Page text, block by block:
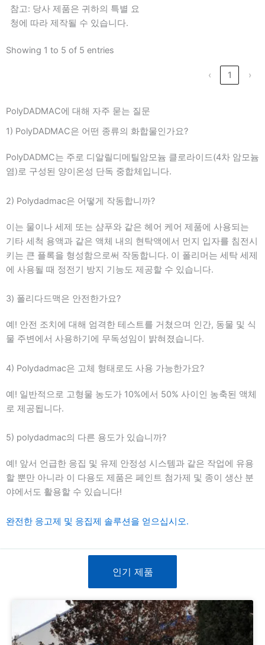
참고: 당사 제품은 귀하의 특별 요
청에 따라 제작될 수 있습니다.
Showing 1 to 5 of 5 entries
‹ 1 ›
PolyDADMAC에 대해 자주 묻는 질문
1) PolyDADMAC은 어떤 종류의 화합물인가요?
PolyDADMC는 주로 디알릴디메틸암모늄 클로라이드(4차 암모늄
염)로 구성된 양이온성 단독 중합체입니다.
2) Polydadmac은 어떻게 작동합니까?
이는 물이나 세제 또는 샴푸와 같은 헤어 케어 제품에 사용되는
기타 세척 용액과 같은 액체 내의 현탁액에서 먼지 입자를 침전시
키는 큰 플록을 형성함으로써 작동합니다. 이 폴리머는 세탁 세제
에 사용될 때 정전기 방지 기능도 제공할 수 있습니다.
3) 폴리다드맥은 안전한가요?
예! 안전 조치에 대해 엄격한 테스트를 거쳤으며 인간, 동물 및 식
물 주변에서 사용하기에 무독성임이 밝혀졌습니다.
4) Polydadmac은 고체 형태로도 사용 가능한가요?
예! 일반적으로 고형물 농도가 10%에서 50% 사이인 농축된 액체
로 제공됩니다.
5) polydadmac의 다른 용도가 있습니까?
예! 앞서 언급한 응집 및 유제 안정성 시스템과 같은 작업에 유용
할 뿐만 아니라 이 다용도 제품은 페인트 첨가제 및 종이 생산 분
야에서도 활용할 수 있습니다!
완전한 응고제 및 응집제 솔루션을 얻으십시오.
인기 제품